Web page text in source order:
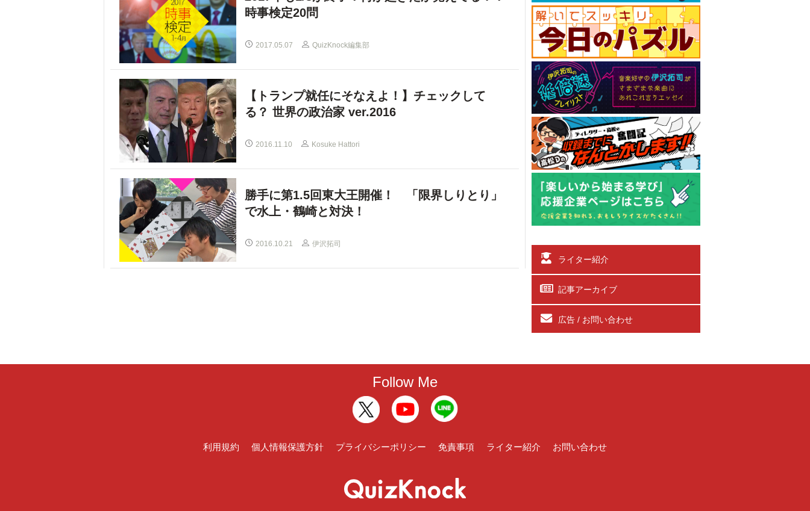
時事検定20問
2017.05.07 QuizKnock編集部
【トランプ就任にそなえよ！】チェックして
る？ 世界の政治家 ver.2016
2016.11.10 Kosuke Hattori
勝手に第1.5回東大王開催！ 「限界しりとり」
で水上・鶴崎と対決！
2016.10.21 伊沢拓司
ライター紹介
記事アーカイブ
広告 / お問い合わせ
Follow Me
利用規約 個人情報保護方針 プライバシーポリシー 免責事項 ライター紹介 お問い合わせ